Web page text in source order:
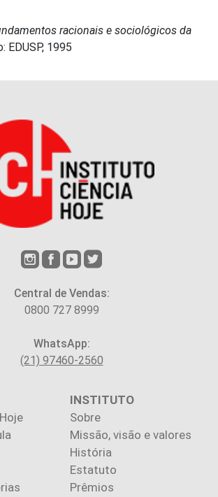
racionais e sociológicos da
EDUSP, 1995
Central de Vendas:
0800 727 8999
WhatsApp:
(21) 97460-2560
INSTITUTO
Sobre
Missão, visão e valores
História
Estatuto
Prêmios